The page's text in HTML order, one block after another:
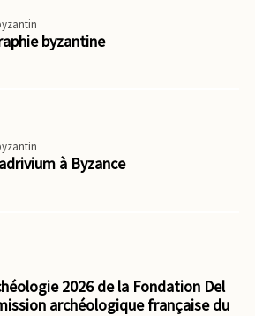
byzantine
à Byzance
2026 de la Fondation Del
archéologique française du